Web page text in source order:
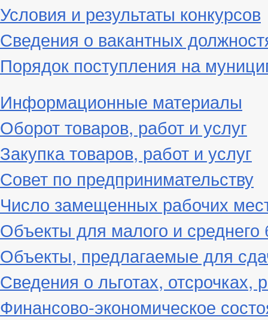
Условия и результаты конкурсов
Сведения о вакантных
Порядок поступления на
Информационные материалы
Оборот товаров, работ и услуг
Закупка товаров, работ и услуг
Совет по предпринимательству
Число замещенных рабочих
Объекты для малого и среднего
Объекты, предлагаемые для
Сведения о льготах, отсрочках,
Финансово-экономическое